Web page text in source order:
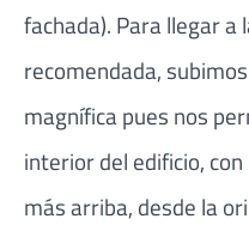
fachada). Para llegar a
recomendada,
magnífica pues nos
interior del edificio,
más arriba, desde la